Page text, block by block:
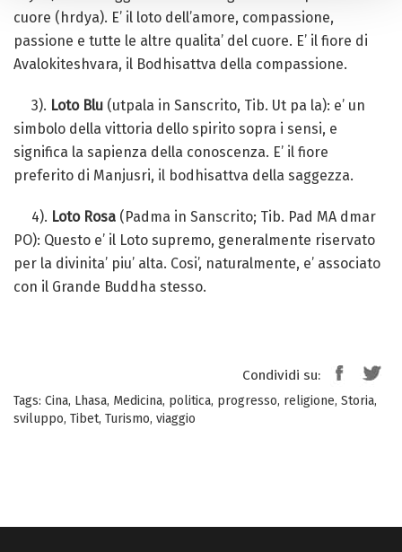
cuore (hrdya). E’ il loto dell’amore, compassione,
passione e tutte le altre qualita’ del cuore. E’ il fiore di
Avalokiteshvara, il Bodhisattva della compassione.
3). Loto Blu (utpala in Sanscrito, Tib. Ut pa la): e’ un
simbolo della vittoria dello spirito sopra i sensi, e
significa la sapienza della conoscenza. E’ il fiore
preferito di Manjusri, il bodhisattva della saggezza.
4). Loto Rosa (Padma in Sanscrito; Tib. Pad MA dmar
PO): Questo e’ il Loto supremo, generalmente riservato
per la divinita’ piu’ alta. Cosi’, naturalmente, e’ associato
con il Grande Buddha stesso.
Condividi su:
Tags: Cina, Lhasa, Medicina, politica, progresso, religione, Storia,
sviluppo, Tibet, Turismo, viaggio